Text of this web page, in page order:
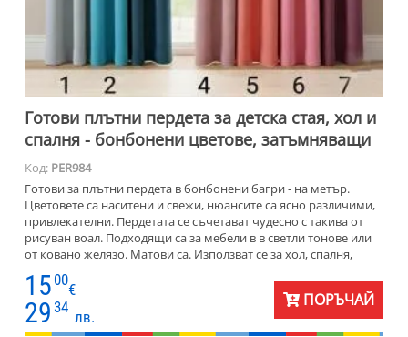
Готови плътни пердета за детска стая, хол и
спалня - бонбонени цветове, затъмняващи
Код: PER984
Готови за плътни пердета в бонбонени багри - на метър.
Цветовете са наситени и свежи, нюансите са ясно различими,
привлекателни. Пердетата се съчетават чудесно с такива от
рисуван воал. Подходящи са за мебели в в светли тонове или
от ковано желязо. Матови са. Използват се за хол, спалня,
дневна и трапезария, за детска стая. Много са подходящи за
окачване в хотел или къща за гости. Пердетата осигурява
много добро затъмнение в помещението през деня.
15 00
€
29 34
лв.
ПОРЪЧАЙ